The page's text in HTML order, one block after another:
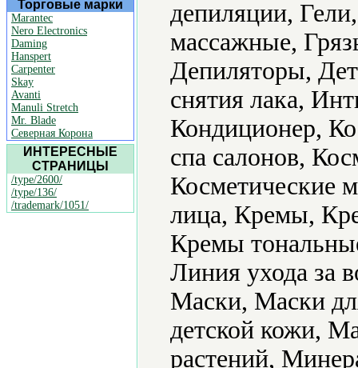
Торговые марки
Marantec
Nero Electronics
Daming
Hanspert
Carpenter
Skay
Avanti
Manuli Stretch
Mr. Blade
Северная Корона
ИНТЕРЕСНЫЕ
СТРАНИЦЫ
/type/2600/
/type/136/
/trademark/1051/
депиляции,
массажные,
Депиляторы,
снятия лака,
Кондиционер,
спа салонов,
Косметические
лица, Кремы,
Кремы
Линия ухода за
Маски, Маски
детской кожи,
растений,